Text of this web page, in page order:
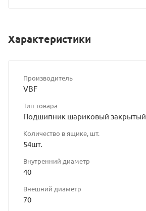
Характеристики
Производитель
VBF
Тип товара
Подшипник шариковый закрытый
Количество в ящике, шт.
54шт.
Внутренний диаметр
40
Внешний диаметр
70